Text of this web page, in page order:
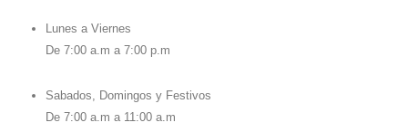
Lunes a Viernes
De 7:00 a.m a 7:00 p.m
Sabados, Domingos y Festivos
De 7:00 a.m a 11:00 a.m